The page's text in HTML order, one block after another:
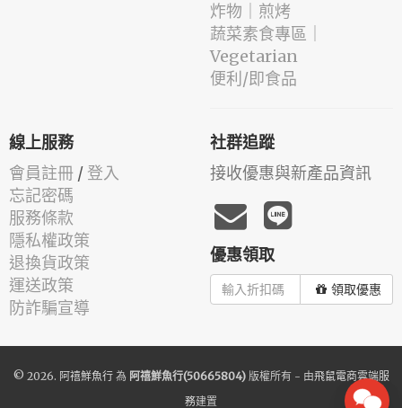
️炸物｜煎烤
蔬菜素食專區｜
Vegetarian
便利/即食品
線上服務
會員註冊 / 登入
忘記密碼
服務條款
隱私權政策
退換貨政策
運送政策
防詐騙宣導
社群追蹤
接收優惠與新產品資訊
優惠領取
領取優惠
© 2026. 阿禧鮮魚行為 阿禧鮮魚行(50665804)版權所有 - 由飛鼠電商雲端服
務建置